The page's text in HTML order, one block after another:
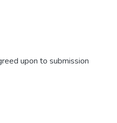
upon to submission